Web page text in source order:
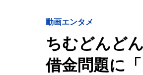
動画エンタメ
ちむどんど
借金問題に